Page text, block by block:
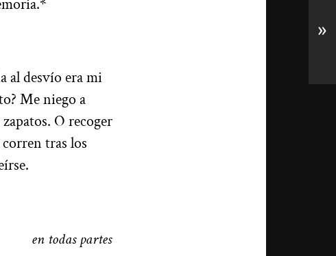
al desvío era mi
Me niego a
O recoger
tras los
en todas partes
»